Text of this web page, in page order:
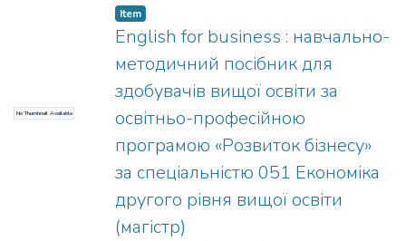
graphics. Regulatory and guiding materials
are provided that reflect the basic rules
used in the performance of tasks. The
titoriall is intended to be used in the
educational process when students study
disciplines related to the implementation of
graphic tasks. The material of this tutorial
can also be useful for a wide range of users:
university students of all forms of education,
engineers and anyone who uses computer
graphics in engineering practice.
No Thumbnail Available
Item
English for business : навчально-
методичний посібник для
здобувачів вищої освіти за
освітньо-професійною
програмою «Розвиток бізнесу»
за спеціальністю 051 Економіка
другого рівня вищої освіти
(магістр)